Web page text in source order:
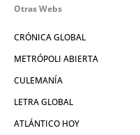
Otras Webs
CRÓNICA GLOBAL
METRÓPOLI ABIERTA
CULEMANÍA
LETRA GLOBAL
ATLÁNTICO HOY